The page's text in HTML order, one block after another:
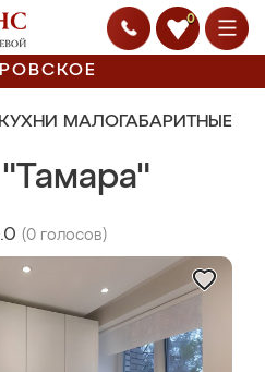
0
КУХНИ МАЛОГАБАРИТНЫЕ
(0 голосов)